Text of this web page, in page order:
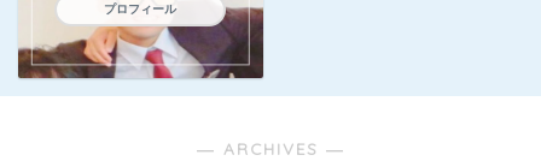
プロフィール
― ARCHIVES ―